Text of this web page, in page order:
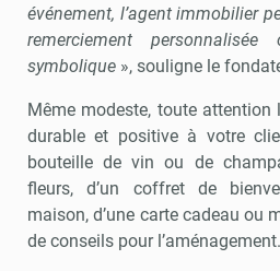
événement, l’agent immobilier
remerciement
symbolique », souligne le
Même modeste, toute attention
durable et positive à votre
bouteille de vin ou de
fleurs, d’un coffret de
maison, d’une carte cadeau ou
de conseils pour l’aménagement.